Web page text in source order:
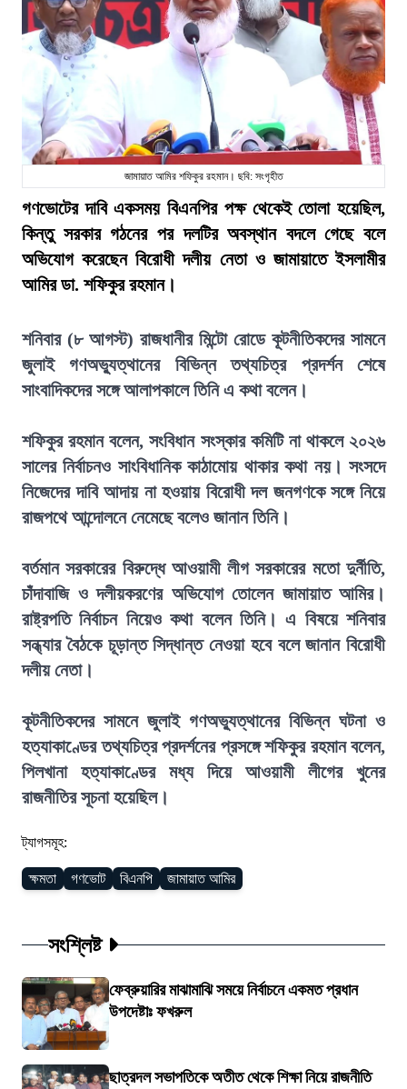
জামায়াত আমির শফিকুর রহমান। ছবি: সংগৃহীত
গণভোটের দাবি একসময় বিএনপির পক্ষ থেকেই তোলা হয়েছিল,
কিন্তু সরকার গঠনের পর দলটির অবস্থান বদলে গেছে বলে
অভিযোগ করেছেন বিরোধী দলীয় নেতা ও জামায়াতে ইসলামীর
আমির ডা. শফিকুর রহমান।
শনিবার (৮ আগস্ট) রাজধানীর মিন্টো রোডে কূটনীতিকদের সামনে
জুলাই গণঅভ্যুত্থানের বিভিন্ন তথ্যচিত্র প্রদর্শন শেষে
সাংবাদিকদের সঙ্গে আলাপকালে তিনি এ কথা বলেন।
শফিকুর রহমান বলেন, সংবিধান সংস্কার কমিটি না থাকলে ২০২৬
সালের নির্বাচনও সাংবিধানিক কাঠামোয় থাকার কথা নয়। সংসদে
নিজেদের দাবি আদায় না হওয়ায় বিরোধী দল জনগণকে সঙ্গে নিয়ে
রাজপথে আন্দোলনে নেমেছে বলেও জানান তিনি।
বর্তমান সরকারের বিরুদ্ধে আওয়ামী লীগ সরকারের মতো দুর্নীতি,
চাঁদাবাজি ও দলীয়করণের অভিযোগ তোলেন জামায়াত আমির।
রাষ্ট্রপতি নির্বাচন নিয়েও কথা বলেন তিনি। এ বিষয়ে শনিবার
সন্ধ্যার বৈঠকে চূড়ান্ত সিদ্ধান্ত নেওয়া হবে বলে জানান বিরোধী
দলীয় নেতা।
কূটনীতিকদের সামনে জুলাই গণঅভ্যুত্থানের বিভিন্ন ঘটনা ও
হত্যাকাণ্ডের তথ্যচিত্র প্রদর্শনের প্রসঙ্গে শফিকুর রহমান বলেন,
পিলখানা হত্যাকাণ্ডের মধ্য দিয়ে আওয়ামী লীগের খুনের
রাজনীতির সূচনা হয়েছিল।
ট্যাগসমূহ:
ক্ষমতা গণভোট বিএনপি জামায়াত আমির
সংশ্লিষ্ট
ফেব্রুয়ারির মাঝামাঝি সময়ে নির্বাচনে একমত প্রধান
উপদেষ্টাঃ ফখরুল
ছাত্রদল সভাপতিকে অতীত থেকে শিক্ষা নিয়ে রাজনীতি